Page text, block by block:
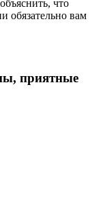
что
обязательно вам
приятные